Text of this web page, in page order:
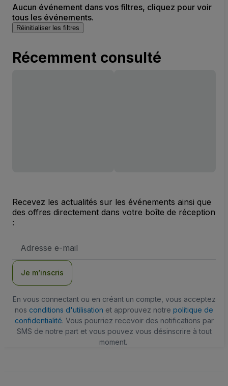
Aucun événement dans vos filtres, cliquez pour voir
tous les événements.
Réinitialiser les filtres
Récemment consulté
Recevez les actualités sur les événements ainsi que
des offres directement dans votre boîte de réception
:
e-
Je m’inscris
En vous connectant ou en créant un compte, vous acceptez
nos conditions d'utilisation et approuvez notre politique de
confidentialité. Vous pourriez recevoir des notifications par
SMS de notre part et vous pouvez vous désinscrire à tout
moment.